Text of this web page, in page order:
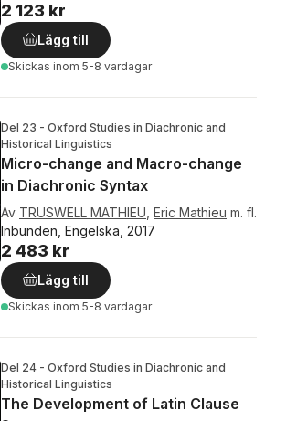
2 123 kr
Lägg till
Skickas inom 5-8 vardagar
Del 23 - Oxford Studies in Diachronic and
Historical Linguistics
Micro-change and Macro-change
in Diachronic Syntax
Av TRUSWELL MATHIEU Eric Mathieu m. fl.
Inbunden, Engelska, 2017
2 483 kr
Lägg till
Skickas inom 5-8 vardagar
Del 24 - Oxford Studies in Diachronic and
Historical Linguistics
The Development of Latin Clause